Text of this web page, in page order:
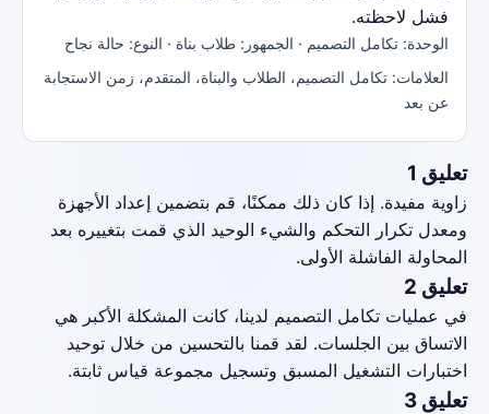
فشل لاحظته.
الوحدة: تكامل التصميم · الجمهور: طلاب بناة · النوع: حالة نجاح
العلامات: تكامل التصميم، الطلاب والبناة، المتقدم، زمن الاستجابة
عن بعد
تعليق 1
زاوية مفيدة. إذا كان ذلك ممكنًا، قم بتضمين إعداد الأجهزة
ومعدل تكرار التحكم والشيء الوحيد الذي قمت بتغييره بعد
المحاولة الفاشلة الأولى.
تعليق 2
في عمليات تكامل التصميم لدينا، كانت المشكلة الأكبر هي
الاتساق بين الجلسات. لقد قمنا بالتحسين من خلال توحيد
اختبارات التشغيل المسبق وتسجيل مجموعة قياس ثابتة.
تعليق 3